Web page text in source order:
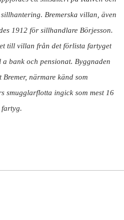
Bremerska villan, även
1912 för sillhandlare Börjesson.
till villan från det förlista fartyget
bank och pensionat. Byggnaden
närmare känd som
smugglarflotta ingick som mest 16
fartyg.